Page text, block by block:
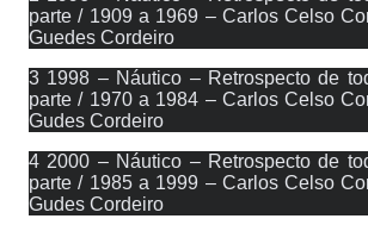
parte / 1909 a 1969 – Carlos Celso
Guedes Cordeiro
3 1998 – Náutico – Retrospecto de
parte / 1970 a 1984 – Carlos Celso
Gudes Cordeiro
4 2000 – Náutico – Retrospecto de
parte / 1985 a 1999 – Carlos Celso
Gudes Cordeiro